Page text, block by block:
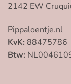
2142 EW
Pippaloentje.nl
KvK: 88475786
Btw: